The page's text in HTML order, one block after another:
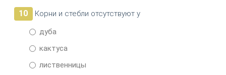
10
Корни и стебли отсутствуют у
дуба
кактуса
лиственницы